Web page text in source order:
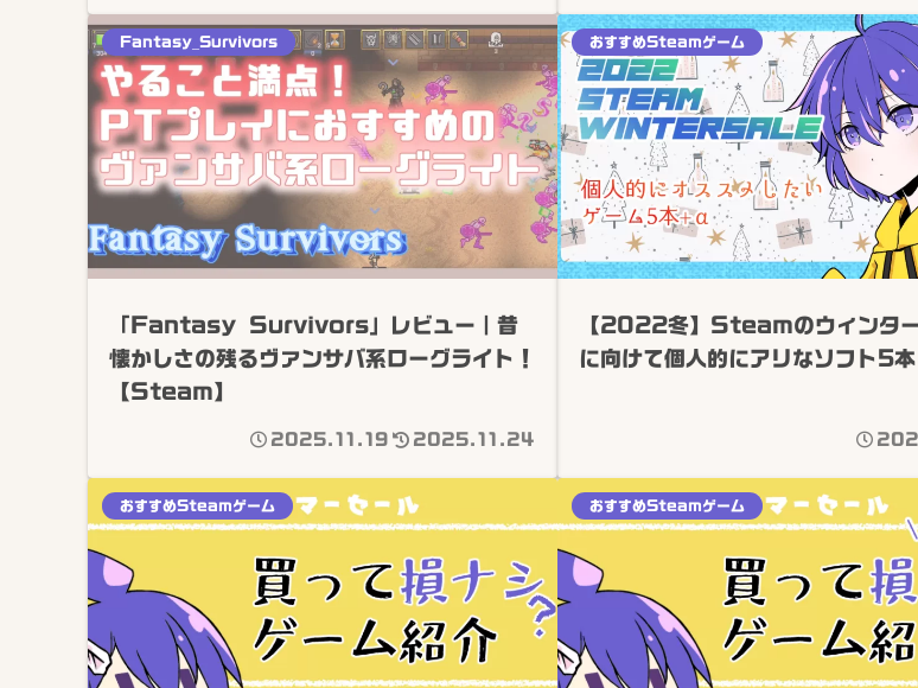
Fantasy_Survivors
「Fantasy Survivors」レビュー｜昔
懐かしさの残るヴァンサバ系ローグライト！
【Steam】
2025.11.19 2025.11.24
おすすめSteamゲーム
【2022冬】Steamのウィンタ
に向けて個人的にアリなソフト5本
おすすめSteamゲーム おすすめSteamゲーム